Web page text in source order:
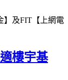
】及FIT【上網電
樓宇基